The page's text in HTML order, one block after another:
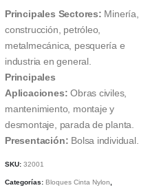
Principales Sectores: Minería,
construcción, petróleo,
metalmecánica, pesquería e
industria en general.
Principales
Aplicaciones: Obras civiles,
mantenimiento, montaje y
desmontaje, parada de planta.
Presentación: Bolsa individual.
SKU: 32001
Categorías: Bloques Cinta Nylon